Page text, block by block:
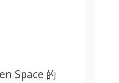
Space 的